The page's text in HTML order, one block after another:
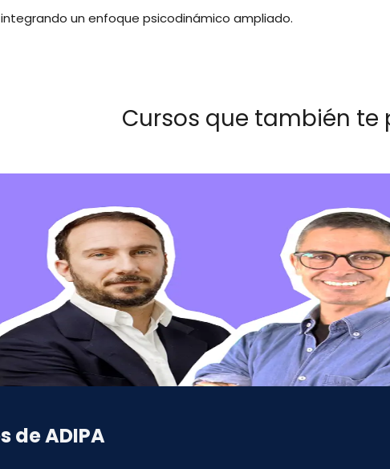
integrando un enfoque psicodinámico ampliado.
Cursos que también te